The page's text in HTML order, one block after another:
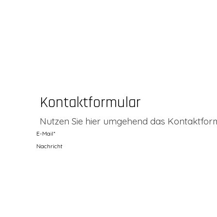
Kontaktformular
Nutzen Sie hier umgehend das